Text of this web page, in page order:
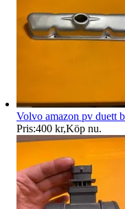
Volvo amazon pv duett
Pris:400 kr,Köp nu.